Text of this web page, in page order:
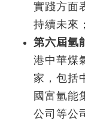
實踐方面
持續未來；
第六屆氫
港中華煤
家，包括
國富氫能
公司等公